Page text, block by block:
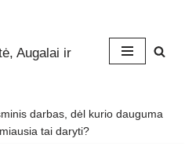
Augalai ir
darbas, dėl kurio dauguma
tai daryti?